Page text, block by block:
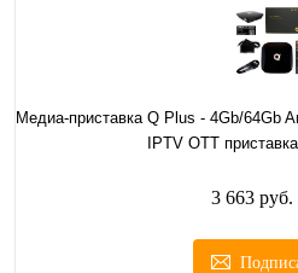
Медиа-приставка Q Plus - 4Gb/64Gb
IPTV OTT
3 663 руб.